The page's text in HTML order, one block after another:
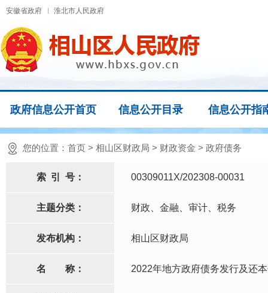
安徽省政府 淮北市人民政府
政府信息公开首页 信息公开目录 信息公开指
您的位置： 首页 > 相山区财政局 > 财政资金 > 政府债务
索 引 号： 00309011X/202308-00031
主题分类： 财政、金融、审计、税务
发布机构： 相山区财政局
名 称： 2022年地方政府债务发行及还